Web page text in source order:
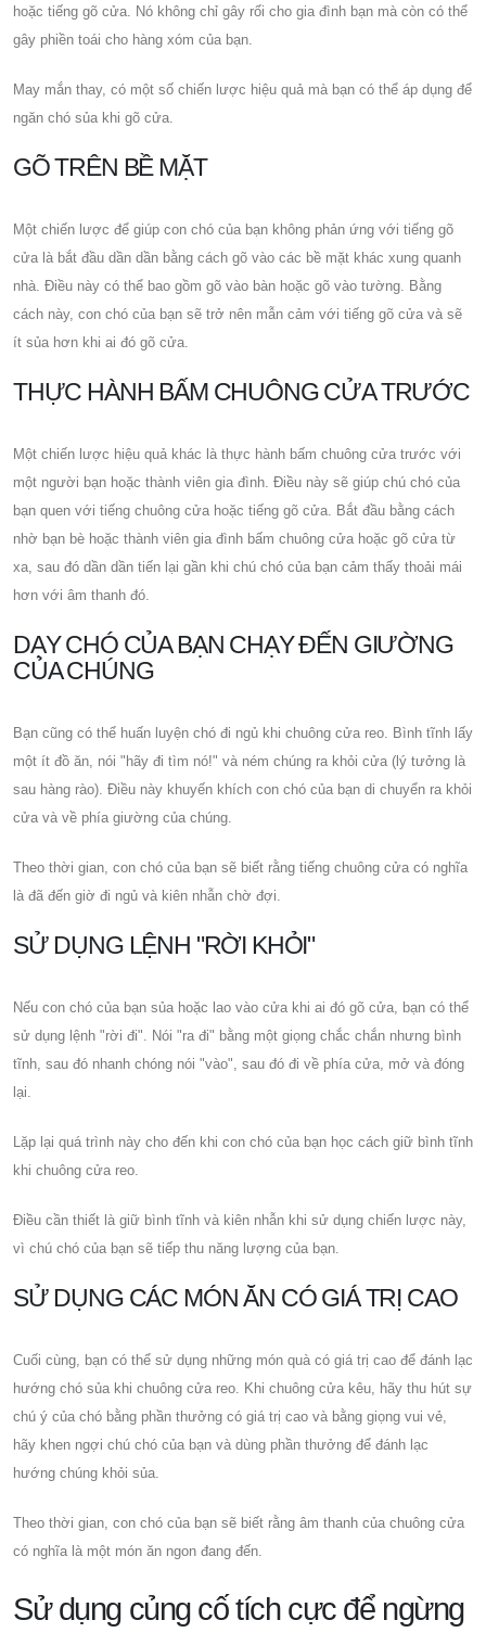
hoặc tiếng gõ cửa. Nó không chỉ gây rối cho gia đình bạn mà còn có thể
gây phiền toái cho hàng xóm của bạn.
May mắn thay, có một số chiến lược hiệu quả mà bạn có thể áp dụng để
ngăn chó sủa khi gõ cửa.
GÕ TRÊN BỀ MẶT
Một chiến lược để giúp con chó của bạn không phản ứng với tiếng gõ
cửa là bắt đầu dần dần bằng cách gõ vào các bề mặt khác xung quanh
nhà. Điều này có thể bao gồm gõ vào bàn hoặc gõ vào tường. Bằng
cách này, con chó của bạn sẽ trở nên mẫn cảm với tiếng gõ cửa và sẽ
ít sủa hơn khi ai đó gõ cửa.
THỰC HÀNH BẤM CHUÔNG CỬA TRƯỚC
Một chiến lược hiệu quả khác là thực hành bấm chuông cửa trước với
một người bạn hoặc thành viên gia đình. Điều này sẽ giúp chú chó của
bạn quen với tiếng chuông cửa hoặc tiếng gõ cửa. Bắt đầu bằng cách
nhờ bạn bè hoặc thành viên gia đình bấm chuông cửa hoặc gõ cửa từ
xa, sau đó dần dần tiến lại gần khi chú chó của bạn cảm thấy thoải mái
hơn với âm thanh đó.
DẠY CHÓ CỦA BẠN CHẠY ĐẾN GIƯỜNG
CỦA CHÚNG
Bạn cũng có thể huấn luyện chó đi ngủ khi chuông cửa reo. Bình tĩnh lấy
một ít đồ ăn, nói "hãy đi tìm nó!" và ném chúng ra khỏi cửa (lý tưởng là
sau hàng rào). Điều này khuyến khích con chó của bạn di chuyển ra khỏi
cửa và về phía giường của chúng.
Theo thời gian, con chó của bạn sẽ biết rằng tiếng chuông cửa có nghĩa
là đã đến giờ đi ngủ và kiên nhẫn chờ đợi.
SỬ DỤNG LỆNH "RỜI KHỎI"
Nếu con chó của bạn sủa hoặc lao vào cửa khi ai đó gõ cửa, bạn có thể
sử dụng lệnh "rời đi". Nói "ra đi" bằng một giọng chắc chắn nhưng bình
tĩnh, sau đó nhanh chóng nói "vào", sau đó đi về phía cửa, mở và đóng
lại.
Lặp lại quá trình này cho đến khi con chó của bạn học cách giữ bình tĩnh
khi chuông cửa reo.
Điều cần thiết là giữ bình tĩnh và kiên nhẫn khi sử dụng chiến lược này,
vì chú chó của bạn sẽ tiếp thu năng lượng của bạn.
SỬ DỤNG CÁC MÓN ĂN CÓ GIÁ TRỊ CAO
Cuối cùng, bạn có thể sử dụng những món quà có giá trị cao để đánh lạc
hướng chó sủa khi chuông cửa reo. Khi chuông cửa kêu, hãy thu hút sự
chú ý của chó bằng phần thưởng có giá trị cao và bằng giọng vui vẻ,
hãy khen ngợi chú chó của bạn và dùng phần thưởng để đánh lạc
hướng chúng khỏi sủa.
Theo thời gian, con chó của bạn sẽ biết rằng âm thanh của chuông cửa
có nghĩa là một món ăn ngon đang đến.
Sử dụng củng cố tích cực để ngừng